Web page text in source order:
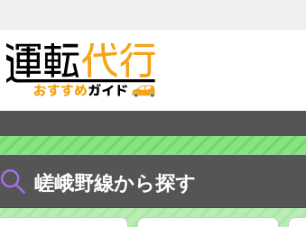
嵯峨野線から探す